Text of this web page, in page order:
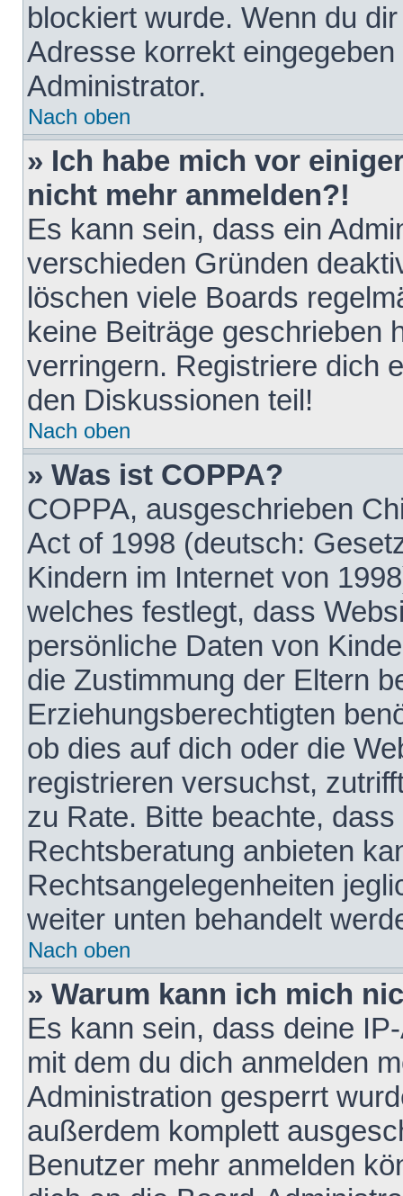
blockiert wurde. Wenn du
Adresse korrekt
Administrator.
Nach oben
» Ich habe mich vor
nicht mehr anmelden?!
Es kann sein, dass ein
verschieden Gründen
löschen viele Boards
keine Beiträge geschrieben
verringern. Registriere dich
den Diskussionen teil!
Nach oben
» Was ist COPPA?
COPPA, ausgeschrieben
Act of 1998 (deutsch:
Kindern im Internet von
welches festlegt, dass
persönliche Daten von
die Zustimmung der Eltern
Erziehungsberechtigten
ob dies auf dich oder die
registrieren versuchst,
zu Rate. Bitte beachte,
Rechtsberatung anbieten
Rechtsangelegenheiten
weiter unten behandelt
Nach oben
» Warum kann ich mich
Es kann sein, dass deine
mit dem du dich anmelden
Administration gesperrt
außerdem komplett
Benutzer mehr anmelden